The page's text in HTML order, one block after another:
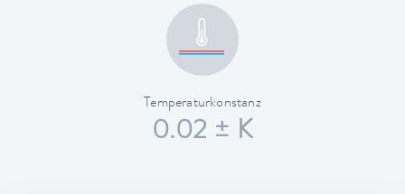
Temperaturkonstanz
0.02 ± K